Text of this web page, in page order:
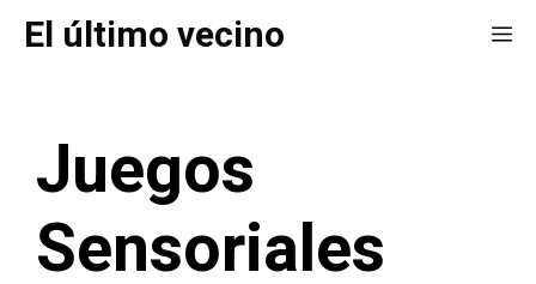
SaltarEl último vecino
Juegos
Sensoriales